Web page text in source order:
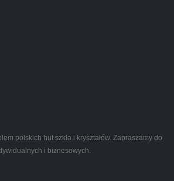
polskich hut szkła i kryształów. Zapraszamy do
i biznesowych.